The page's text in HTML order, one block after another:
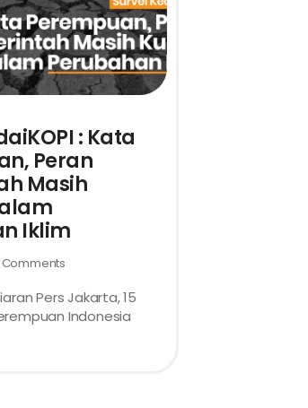
: Kata
Peran
Masih
Iklim
Pers Jakarta, 15
Indonesia